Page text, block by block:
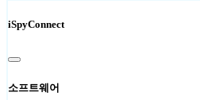
iSpyConnect
소프트웨어